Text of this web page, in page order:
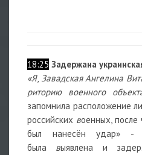
18:25 Задержана
«Я, Завадская Ангелина
риторию
военного
запомнила расположение
российских военных, после
был нанесён удар» -
была выявлена и